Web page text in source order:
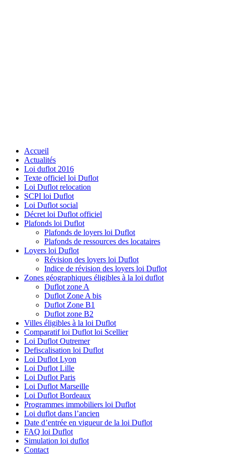
Accueil
Actualités
Loi duflot 2016
Texte officiel loi Duflot
Loi Duflot relocation
SCPI loi Duflot
Loi Duflot social
Décret loi Duflot officiel
Plafonds loi Duflot
Plafonds de loyers loi Duflot
Plafonds de ressources des locataires
Loyers loi Duflot
Révision des loyers loi Duflot
Indice de révision des loyers loi Duflot
Zones géographiques éligibles à la loi duflot
Duflot zone A
Duflot Zone A bis
Duflot Zone B1
Duflot zone B2
Villes éligibles à la loi Duflot
Comparatif loi Duflot loi Scellier
Loi Duflot Outremer
Defiscalisation loi Duflot
Loi Duflot Lyon
Loi Duflot Lille
Loi Duflot Paris
Loi Duflot Marseille
Loi Duflot Bordeaux
Programmes immobiliers loi Duflot
Loi duflot dans l’ancien
Date d’entrée en vigueur de la loi Duflot
FAQ loi Duflot
Simulation loi duflot
Contact